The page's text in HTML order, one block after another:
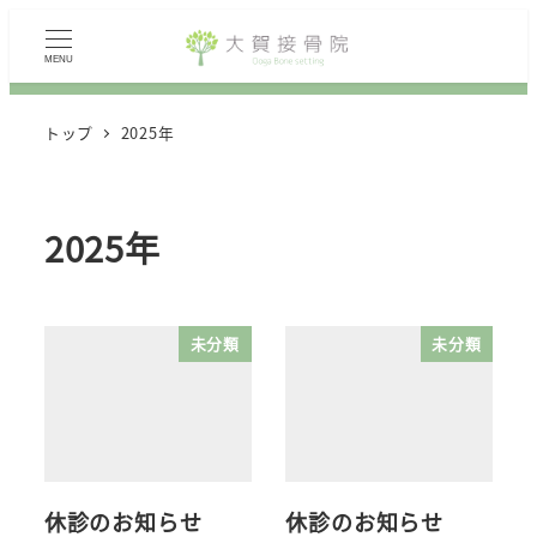
MENU
トップ 2025年
2025年
未分類
休診のお知らせ
未分類
休診のお知らせ